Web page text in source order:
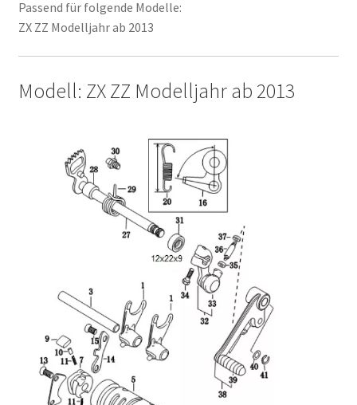
Passend für folgende Modelle:
ZX ZZ Modelljahr ab 2013
Modell: ZX ZZ Modelljahr ab 2013